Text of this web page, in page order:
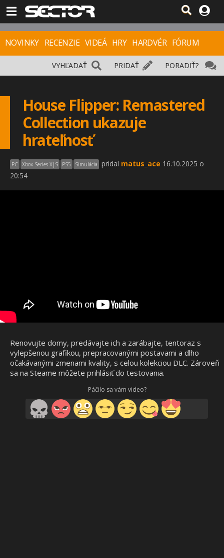
NOVINKY RECENZIE VIDEÁ HRY HARDVÉR FÓRUM
PORADIŤ?
PRIDAŤ
VYHĽADAŤ
House Flipper: Remastered
Collection ukazuje
hrateľnosť
PC Xbox Series X|S PS5 Simulácia pridal matus_ace 16.10.2025 o
20:54
Renovujte domy, predávajte ich a zarábajte, tentoraz s
vylepšenou grafikou, prepracovanými postavami a dlho
očakávanými zmenami kvality, s celou kolekciou DLC. Zároveň
sa na Steame môžete prihlásiť do testovania.
Páčilo sa vám video?